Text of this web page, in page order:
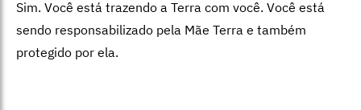
Sim. Você está trazendo a Terra com você. Você está
sendo responsabilizado pela Mãe Terra e também
protegido por ela.